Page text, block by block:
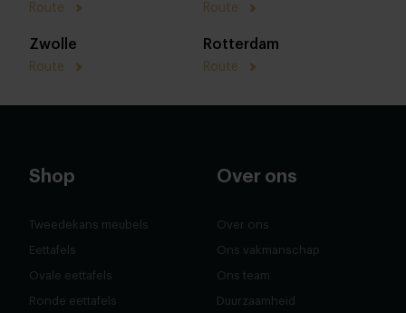
Route Route
Zwolle
Route
Rotterdam
Route
Shop
Tweedekans meubels
Eettafels
Ovale eettafels
Ronde eettafels
Over ons
Over ons
Ons vakmanschap
Ons team
Duurzaamheid